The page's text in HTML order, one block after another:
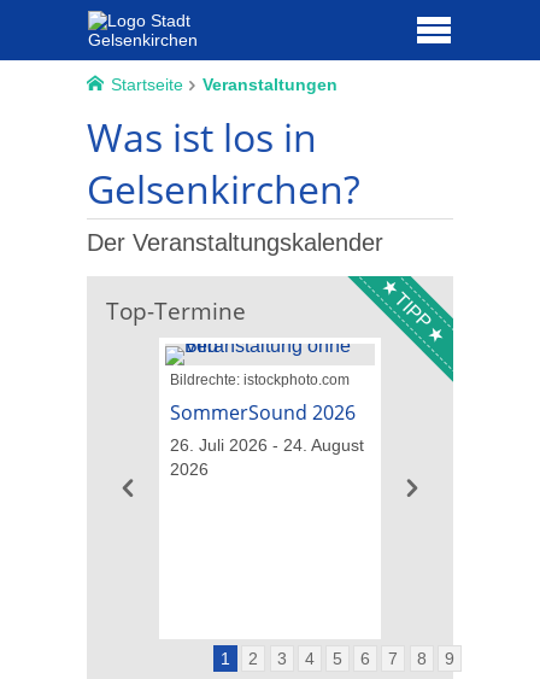
Startseite Veranstaltungen
Was ist los in
Gelsenkirchen?
Der Veranstaltungskalender
Top-Termine TIPP
Bildrechte: istockphoto.com
SommerSound 2026
26. Juli 2026 - 24. August
2026
Bildrechte: Opeth
1 2 3 4 5 6 7 8 9